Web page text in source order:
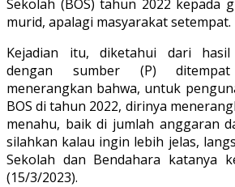
Sekolah (BOS) tahun 2022 kepada
murid, apalagi masyarakat setempat.
Kejadian itu, diketahui dari hasil
dengan sumber (P)
menerangkan bahwa, untuk
BOS di tahun 2022, dirinya
menahu, baik di jumlah anggaran
silahkan kalau ingin lebih jelas,
Sekolah dan Bendahara katanya
(15/3/2023).